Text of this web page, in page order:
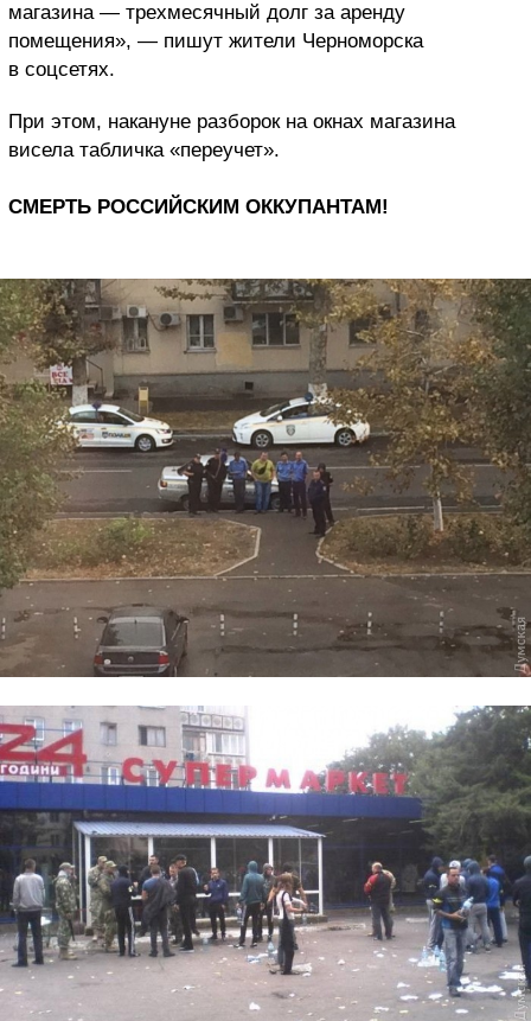
магазина — трехмесячный долг за аренду
помещения», — пишут жители Черноморска
в соцсетях.
При этом, накануне разборок на окнах магазина
висела табличка «переучет».
СМЕРТЬ РОССИЙСКИМ ОККУПАНТАМ!